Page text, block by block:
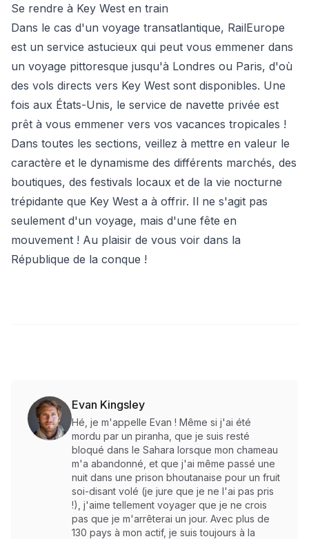
Se rendre à Key West en train
Dans le cas d'un voyage transatlantique, RailEurope
est un service astucieux qui peut vous emmener dans
un voyage pittoresque jusqu'à Londres ou Paris, d'où
des vols directs vers Key West sont disponibles. Une
fois aux États-Unis, le service de navette privée est
prêt à vous emmener vers vos vacances tropicales !
Dans toutes les sections, veillez à mettre en valeur le
caractère et le dynamisme des différents marchés, des
boutiques, des festivals locaux et de la vie nocturne
trépidante que Key West a à offrir. Il ne s'agit pas
seulement d'un voyage, mais d'une fête en
mouvement ! Au plaisir de vous voir dans la
République de la conque !
Evan Kingsley
Hé, je m'appelle Evan ! Même si j'ai été
mordu par un piranha, que je suis resté
bloqué dans le Sahara lorsque mon chameau
m'a abandonné, et que j'ai même passé une
nuit dans une prison bhoutanaise pour un fruit
soi-disant volé (je jure que je ne l'ai pas pris
!), j'aime tellement voyager que je ne crois
pas que je m'arrêterai un jour. Avec plus de
130 pays à mon actif, je suis toujours à la